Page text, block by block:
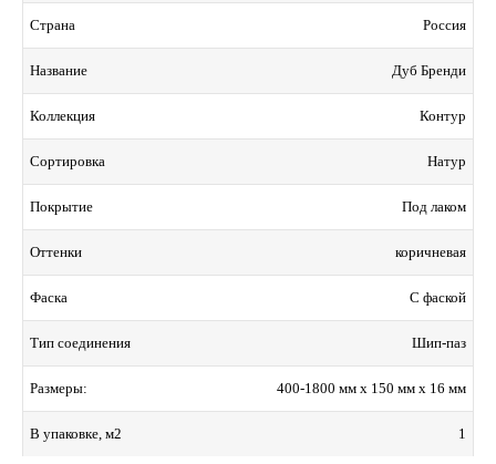
Страна Россия
Название Дуб Бренди
Коллекция Контур
Сортировка Натур
Покрытие Под лаком
Оттенки коричневая
Фаска С фаской
Тип соединения Шип-паз
Размеры: 400-1800 мм x 150 мм x 16 мм
В упаковке, м2 1